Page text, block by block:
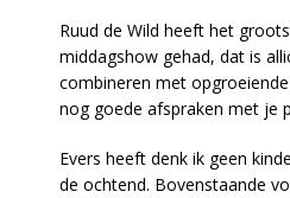
Ruud de Wild heeft het
middagshow gehad, dat is
combineren met
nog goede afspraken met je
Evers heeft denk ik geen
de ochtend. Bovenstaande